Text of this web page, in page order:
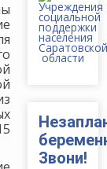
Звони!